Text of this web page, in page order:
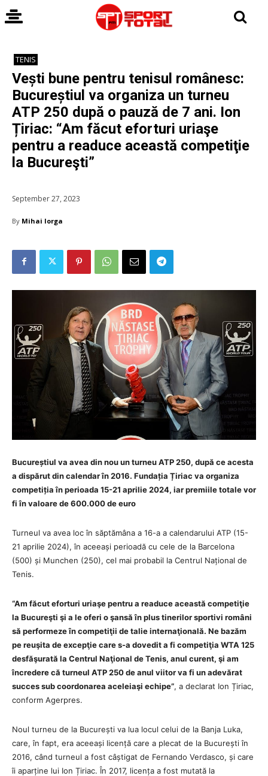
TENIS
Vești bune pentru tenisul românesc:
Bucureștiul va organiza un turneu
ATP 250 după o pauză de 7 ani. Ion
Țiriac: “Am făcut eforturi uriaşe
pentru a readuce această competiţie
la Bucureşti”
September 27, 2023
By Mihai Iorga
Bucureștiul va avea din nou un turneu ATP 250, după ce acesta
a dispărut din calendar în 2016. Fundația Țiriac va organiza
competiția în perioada 15-21 aprilie 2024, iar premiile totale vor
fi în valoare de 600.000 de euro
Turneul va avea loc în săptămâna a 16-a a calendarului ATP (15-
21 aprilie 2024), în aceeași perioadă cu cele de la Barcelona
(500) și Munchen (250), cel mai probabil la Centrul Național de
Tenis.
“Am făcut eforturi uriaşe pentru a readuce această competiţie
la Bucureşti şi a le oferi o şansă în plus tinerilor sportivi români
să performeze în competiţii de talie internaţională. Ne bazăm
pe reuşita de excepţie care s-a dovedit a fi competiţia WTA 125
desfăşurată la Centrul Naţional de Tenis, anul curent, şi am
încredere că turneul ATP 250 de anul viitor va fi un adevărat
succes sub coordonarea aceleiaşi echipe”, a declarat Ion Țiriac,
conform Agerpres.
Noul turneu de la București va lua locul celui de la Banja Luka,
care, în fapt, era aceeași licență care a plecat de la București în
2016, când turneul a fost câștigat de Fernando Verdasco, și care
îi aparține lui Ion Țiriac. În 2017, licența a fost mutată la